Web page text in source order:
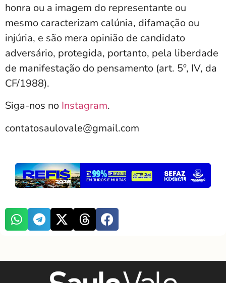
honra ou a imagem do representante ou
mesmo caracterizam calúnia, difamação ou
injúria, e são mera opinião de candidato
adversário, protegida, portanto, pela liberdade
de manifestação do pensamento (art. 5º, IV, da
CF/1988).
Siga-nos no Instagram.
contatosaulovale@gmail.com